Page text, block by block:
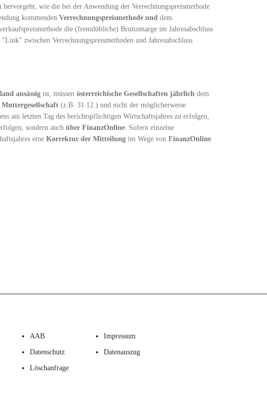
hervorgeht, wie die bei der Anwendung der Verrechnungspreismethode
kommenden Verrechnungspreismethode und dem
die (fremdübliche) Bruttomarge im Jahresabschluss
"Link" zwischen Verrechnungspreismethoden und Jahresabschluss
ansässig ist, müssen österreichische Gesellschaften jährlich dem
(z.B. 31.12.) und nicht der möglicherweise
am letzten Tag des berichtspflichtigen Wirtschaftsjahres zu erfolgen,
sondern auch über FinanzOnline . Sofern einzelne
eine Korrektur der Mitteilung im Wege von FinanzOnline
AAB Impressum
Datenschutz Datenauszug
Löschanfrage